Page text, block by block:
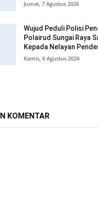
Jumat, 7 Agustus 2026
Wujud Peduli Polisi
Polairud Sungai Raya
Kepada Nelayan
Kamis, 6 Agustus 2026
KOMENTAR